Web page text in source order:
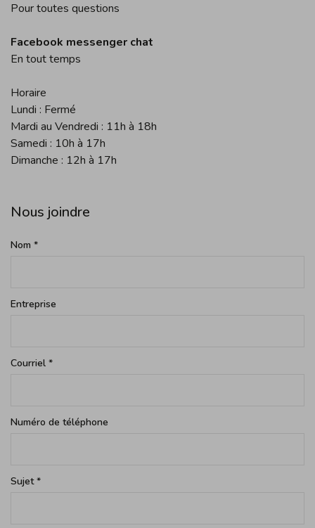
Pour toutes questions
Facebook messenger chat
En tout temps
Horaire
Lundi : Fermé
Mardi au Vendredi : 11h à 18h
Samedi : 10h à 17h
Dimanche : 12h à 17h
Nous joindre
Nom *
Entreprise
Courriel *
Numéro de téléphone
Sujet*